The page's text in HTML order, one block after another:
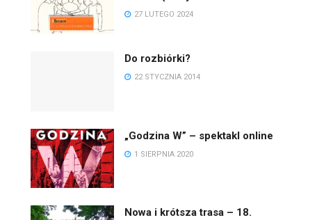
27 LUTEGO 2024
Do rozbiórki?
22 STYCZNIA 2014
„Godzina W” – spektakl online
1 SIERPNIA 2020
Nowa i krótsza trasa – 18.